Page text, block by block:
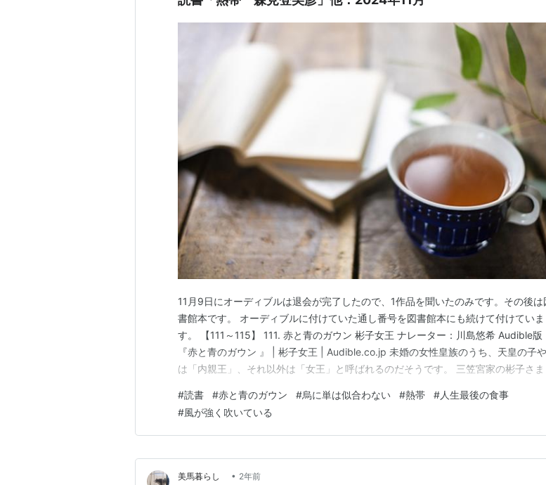
11月9日にオーディブルは退会が完了したので、1作品を聞いたのみです。その後は
書館本です。 オーディブルに付けていた通し番号を図書館本にも続けて付けていま
す。 【111～115】 111. 赤と青のガウン 彬子女王 ナレーター：川島悠希 Audible版
『赤と青のガウン 』 | 彬子女王 | Audible.co.jp 未婚の女性皇族のうち、天皇の子
は「内親王」、それ以外は「女王」と呼ばれるのだそうです。 三笠宮家の彬子さま
ご自身のオックスフォード留学記です。 まず文章が簡潔で聞きやすかっ…
#読書 #赤と青のガウン #烏に単は似合わない #熱帯 #人生最後の食事
#風が強く吹いている
美馬暮らし • 2年前